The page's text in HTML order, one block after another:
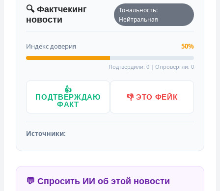
🔍 Фактчекинг
новости
Тональность:
Нейтральная
Индекс доверия 50%
Подтвердили: 0 | Опровергли: 0
👍
ПОДТВЕРЖДАЮ
ФАКТ
👎 ЭТО ФЕЙК
Источники:
💬 Спросить ИИ об этой новости